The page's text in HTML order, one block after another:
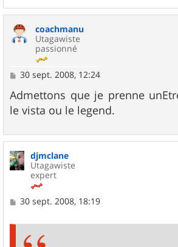
coachmanu
Utagawiste
passionné
M
s
s
a
e
30 sept. 2008, 12:24
Admettons que je prenne
le vista ou le legend.
djmclane
Utagawiste
expert
M
30 sept. 2008, 18:19